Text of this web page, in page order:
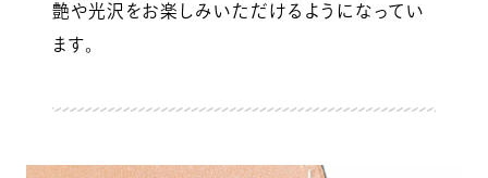
艶や光沢をお楽しみいただけるようになってい
ます。